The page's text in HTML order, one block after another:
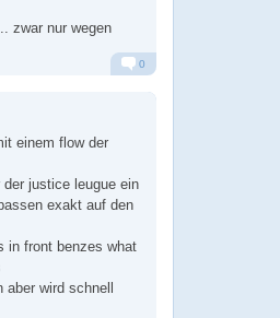
zwar nur wegen
0
einem flow der
justice leugue ein
exakt auf den
in front benzes what
aber wird schnell